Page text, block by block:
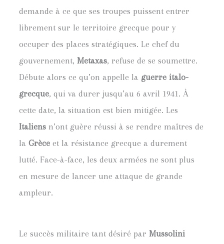
demande à ce que ses troupes puissent entrer
librement sur le territoire grecque pour y
occuper des places stratégiques. Le chef du
gouvernement,Metaxas, refuse de se soumettre.
Débute alors ce qu’on appelle laguerre italo-
grecque, qui va durer jusqu’au 6 avril 1941. À
cette date, la situation est bien mitigée. Les
Italiens n’ont guère réussi à se rendre maîtres de
laGrèce et la résistance grecque a durement
lutté. Face-à-face, les deux armées ne sont plus
en mesure de lancer une attaque de grande
ampleur.
Le succès militaire tant désiré parMussolini